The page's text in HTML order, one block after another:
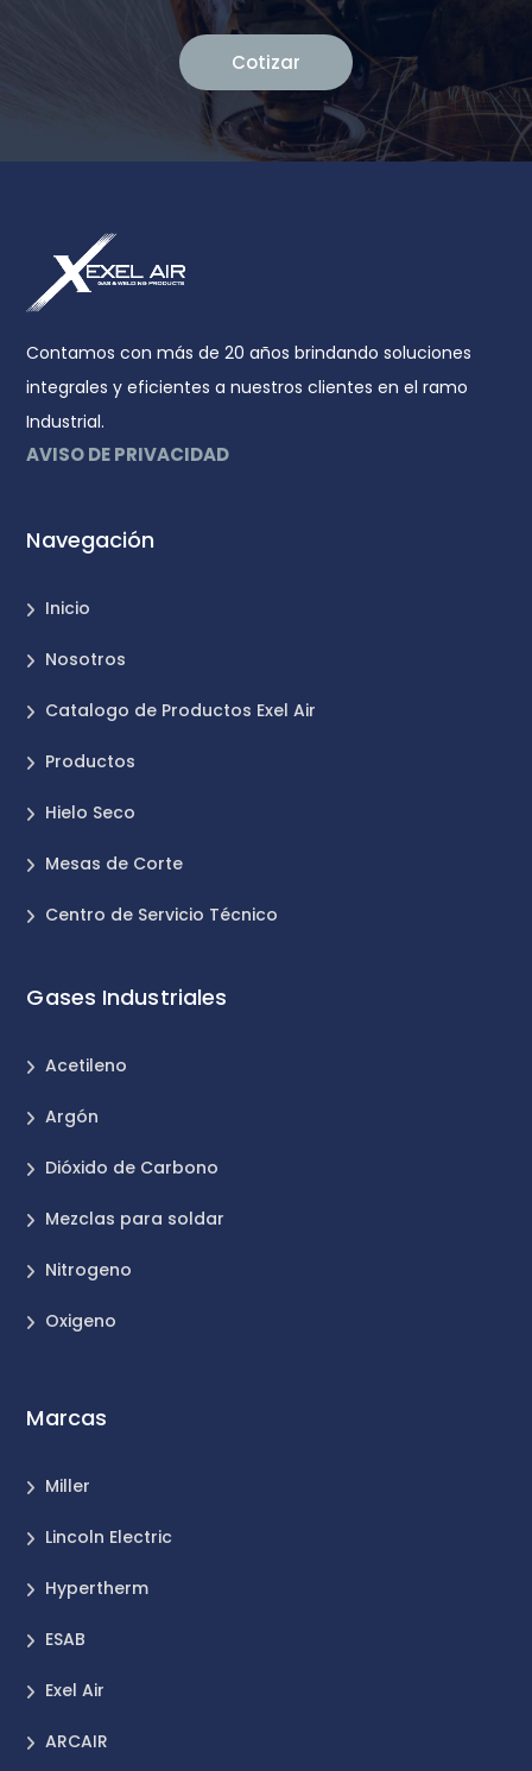
Cotizar
Contamos con más de 20 años brindando soluciones
integrales y eficientes a nuestros clientes en el ramo
Industrial.
AVISO DE PRIVACIDAD
Navegación
Inicio
Nosotros
Catalogo de Productos Exel Air
Productos
Hielo Seco
Mesas de Corte
Centro de Servicio Técnico
Gases Industriales
Acetileno
Argón
Dióxido de Carbono
Mezclas para soldar
Nitrogeno
Oxigeno
Marcas
Miller
Lincoln Electric
Hypertherm
ESAB
Exel Air
ARCAIR